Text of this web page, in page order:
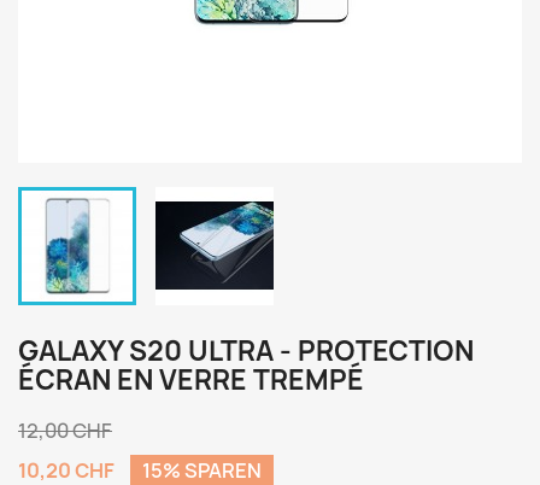
GALAXY S20 ULTRA - PROTECTION
ÉCRAN EN VERRE TREMPÉ
12,00 CHF
10,20 CHF
15% SPAREN